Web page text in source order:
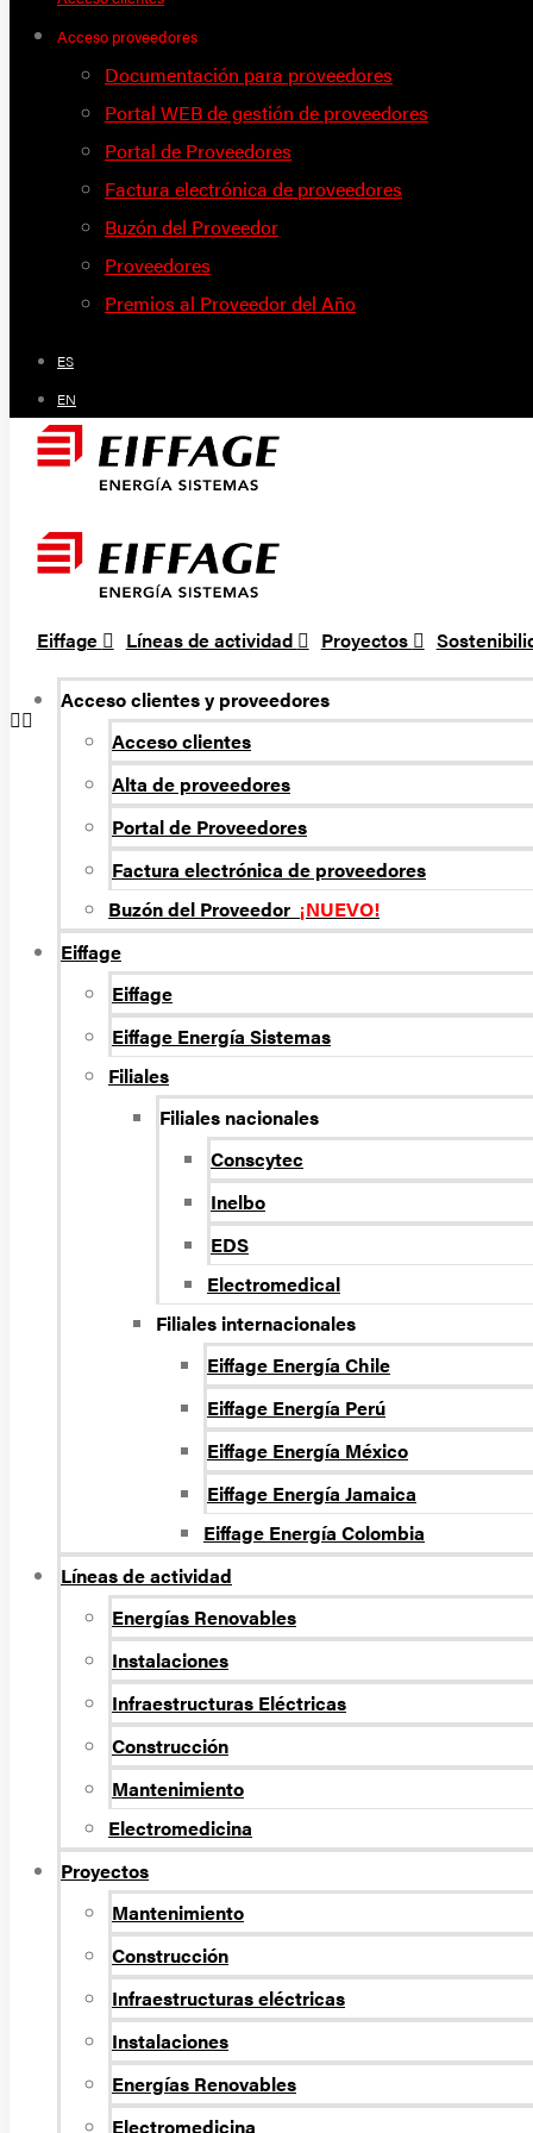
Acceso proveedores
Documentación para proveedores
Portal WEB de gestión de proveedores
Portal de Proveedores
Factura electrónica de proveedores
Buzón del Proveedor
Proveedores
Premios al Proveedor del Año
ES
EN
Eiffage Líneas de actividad Proyectos
Acceso clientes y proveedores
Acceso clientes
Alta de proveedores
Portal de Proveedores
Factura electrónica de proveedores
Buzón del Proveedor ¡NUEVO!
Eiffage
Eiffage
Eiffage Energí­a Sistemas
Filiales
Filiales nacionales
Conscytec
Inelbo
EDS
Electromedical
Filiales internacionales
Eiffage Energía Chile
Eiffage Energía Perú
Eiffage Energía México
Eiffage Energía Jamaica
Eiffage Energía Colombia
Líneas de actividad
Energí­as Renovables
Instalaciones
Infraestructuras Eléctricas
Construcción
Mantenimiento
Electromedicina
Proyectos
Mantenimiento
Construcción
Infraestructuras eléctricas
Instalaciones
Energías Renovables
Electromedicina